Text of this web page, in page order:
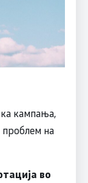
кампања,
на
во